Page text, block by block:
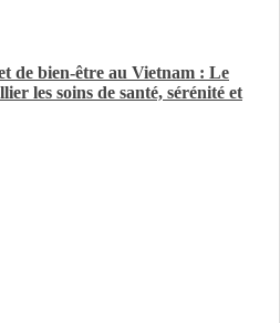
de bien-être au Vietnam : Le
les soins de santé, sérénité et